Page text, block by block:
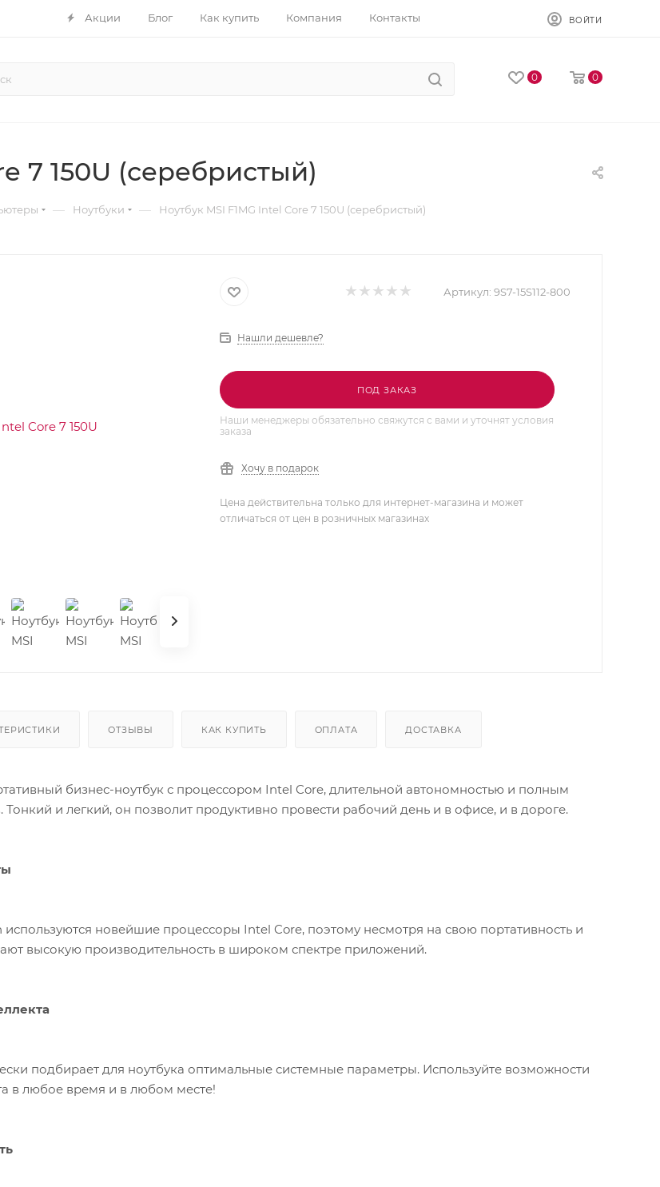
Акции Блог Как купить Компания Контакты ВОЙТИ
0 0
7 150U (серебристый)
— Ноутбуки — Ноутбук MSI F1MG Intel Core 7 150U (серебристый)
Артикул: 9S7-15S112-800
Нашли дешевле?
ПОД ЗАКАЗ
Наши менеджеры обязательно свяжутся с вами и уточнят условия
заказа
Хочу в подарок
Цена действительна только для интернет-магазина и может
отличаться от цен в розничных магазинах
ОТЗЫВЫ КАК КУПИТЬ ОПЛАТА ДОСТАВКА
бизнес-ноутбук с процессором Intel Core, длительной автономностью и полным
и легкий, он позволит продуктивно провести рабочий день и в офисе, и в дороге.
используются новейшие процессоры Intel Core, поэтому несмотря на свою портативность и
высокую производительность в широком спектре приложений.
подбирает для ноутбука оптимальные системные параметры. Используйте возможности
в любое время и в любом месте!